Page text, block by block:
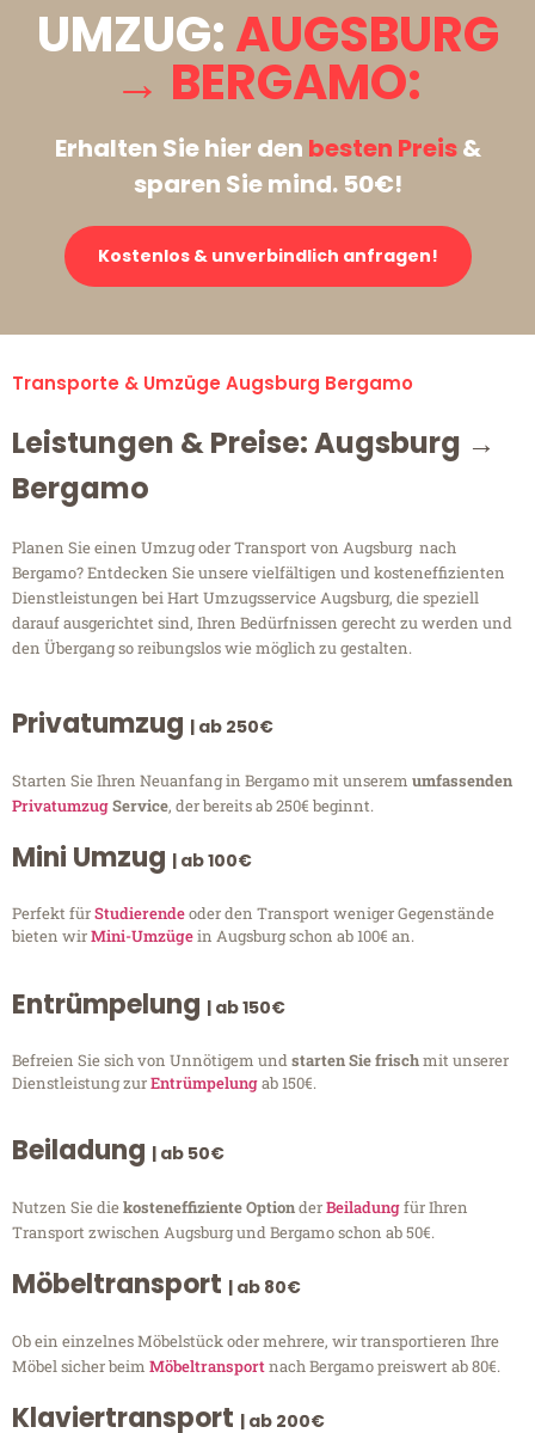
UMZUG:AUGSBURG
→ BERGAMO:
Erhalten Sie hier den besten Preis&
sparen Sie mind. 50€!
Kostenlos & unverbindlich anfragen!
Transporte & Umzüge Augsburg Bergamo
Leistungen & Preise: Augsburg →
Bergamo
Planen Sie einen Umzug oder Transport von Augsburg nach
Bergamo? Entdecken Sie unsere vielfältigen und kosteneffizienten
Dienstleistungen bei Hart Umzugsservice Augsburg, die speziell
darauf ausgerichtet sind, Ihren Bedürfnissen gerecht zu werden und
den Übergang so reibungslos wie möglich zu gestalten.
Privatumzug | ab 250€
Starten Sie Ihren Neuanfang in Bergamo mit unserem umfassenden
PrivatumzugService, der bereits ab 250€ beginnt.
Mini Umzug | ab 100€
Perfekt fürStudierendeoder den Transport weniger Gegenstände
bieten wirMini-Umzügein Augsburg schon ab 100€ an.
Entrümpelung | ab 150€
Befreien Sie sich von Unnötigem undstarten Sie frischmit unserer
Dienstleistung zurEntrümpelungab 150€.
Beiladung | ab 50€
Nutzen Sie diekosteneffiziente OptionderBeiladungfür Ihren
Transport zwischen Augsburg und Bergamo schon ab 50€.
Möbeltransport | ab 80€
Ob ein einzelnes Möbelstück oder mehrere, wir transportieren Ihre
Möbel sicher beim Möbeltransportnach Bergamo preiswert ab 80€.
Klaviertransport | ab 200€